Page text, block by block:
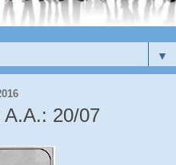
▼
A.A.: 20/07